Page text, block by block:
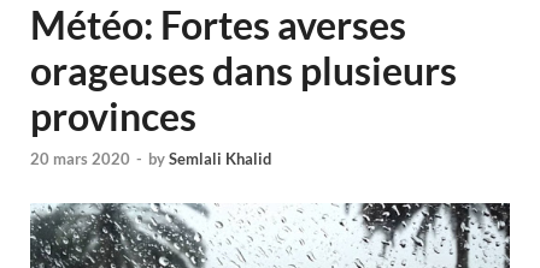
Météo: Fortes averses
orageuses dans plusieurs
provinces
20 mars 2020 - bySemlali Khalid